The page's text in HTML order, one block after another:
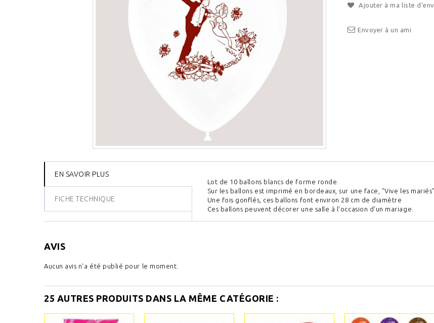
Ajouter à ma liste
Envoyer à un ami
EN SAVOIR PLUS
FICHE TECHNIQUE
Lot de 10 ballons blancs de forme ronde.
Sur les ballons est imprimé en bordeaux, sur une face, "Vive les
Une fois gonflés, ces ballons font environ 28 cm de diamètre
Ces ballons peuvent décorer une salle à l'occasion d'un mariage.
AVIS
Aucun avis n'a été publié pour le moment.
25 AUTRES PRODUITS DANS LA MÊME CATÉGORIE :